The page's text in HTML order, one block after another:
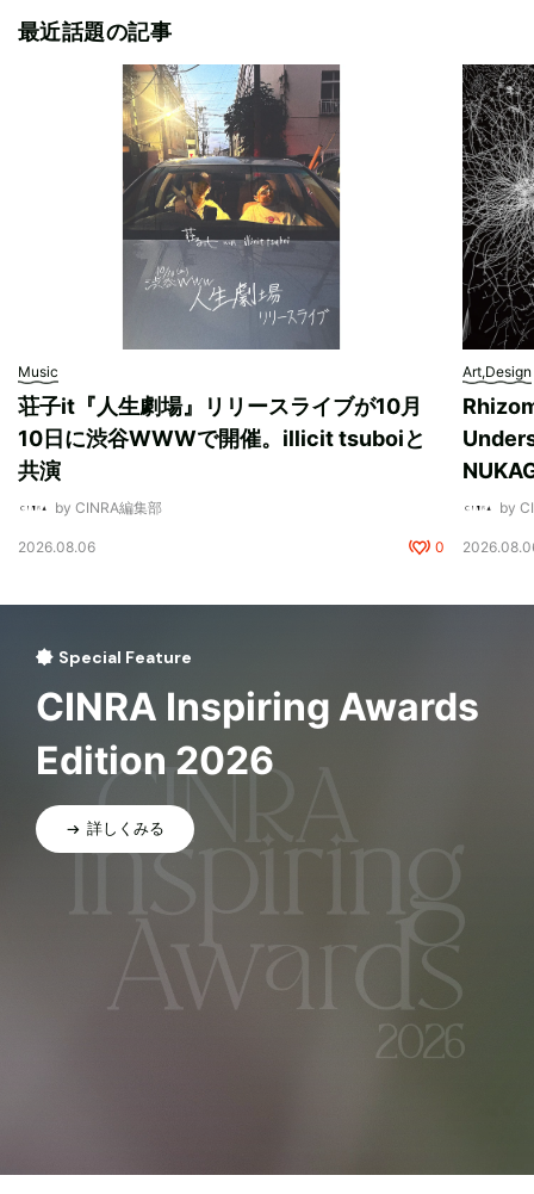
最近話題の記事
Music
荘子it『人生劇場』リリースライブが10月
10日に渋谷WWWで開催。illicit tsuboiと
共演
by CINRA編集部
2026.08.06 0
Art,Design
by
Special Feature
CINRA Inspiring Awards
Edition 2026
詳しくみる